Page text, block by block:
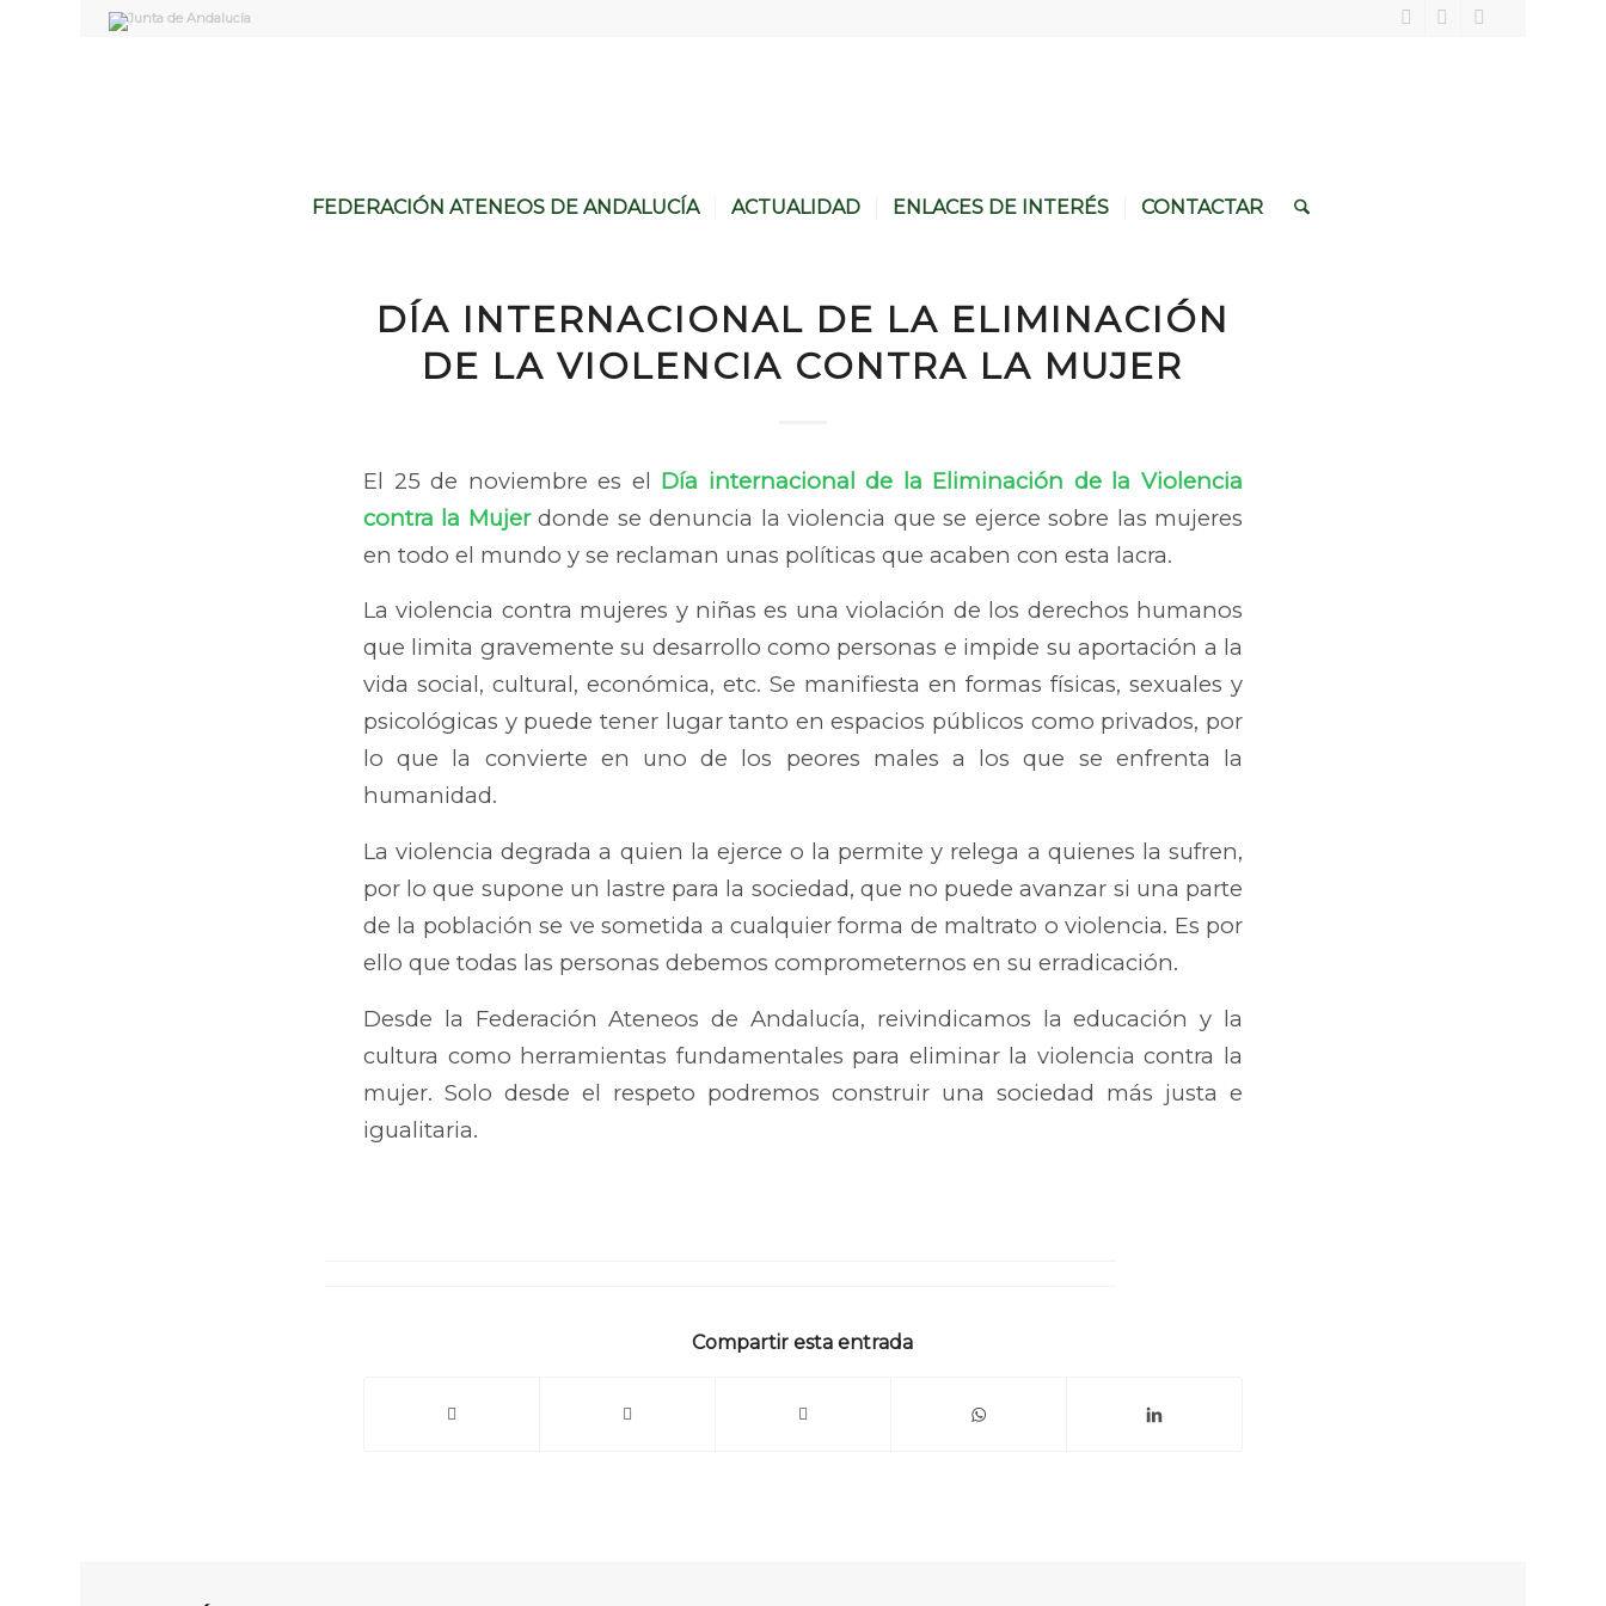
FEDERACIÓN ATENEOS DE ANDALUCÍA ACTUALIDAD ENLACES DE INTERÉS CONTACTAR
DÍA INTERNACIONAL DE LA ELIMINACIÓN
DE LA VIOLENCIA CONTRA LA MUJER
El 25 de noviembre es el Día internacional de la Eliminación de la Violencia
contra la Mujerdonde se denuncia la violencia que se ejerce sobre las mujeres
en todo el mundo y se reclaman unas políticas que acaben con esta lacra.
La violencia contra mujeres y niñas es una violación de los derechos humanos
que limita gravemente su desarrollo como personas e impide su aportación a la
vida social, cultural, económica, etc. Se manifiesta en formas físicas, sexuales y
psicológicas y puede tener lugar tanto en espacios públicos como privados, por
lo que la convierte en uno de los peores males a los que se enfrenta la
humanidad.
La violencia degrada a quien la ejerce o la permite y relega a quienes la sufren,
por lo que supone un lastre para la sociedad, que no puede avanzar si una parte
de la población se ve sometida a cualquier forma de maltrato o violencia. Es por
ello que todas las personas debemos comprometernos en su erradicación.
Desde la Federación Ateneos de Andalucía, reivindicamos la educación y la
cultura como herramientas fundamentales para eliminar la violencia contra la
mujer. Solo desde el respeto podremos construir una sociedad más justa e
igualitaria.
Compartir esta entrada